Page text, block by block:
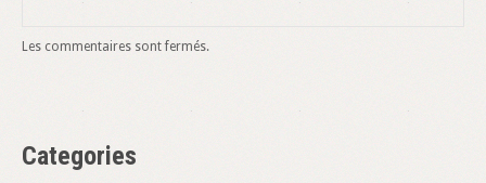
Les commentaires sont fermés.
Categories